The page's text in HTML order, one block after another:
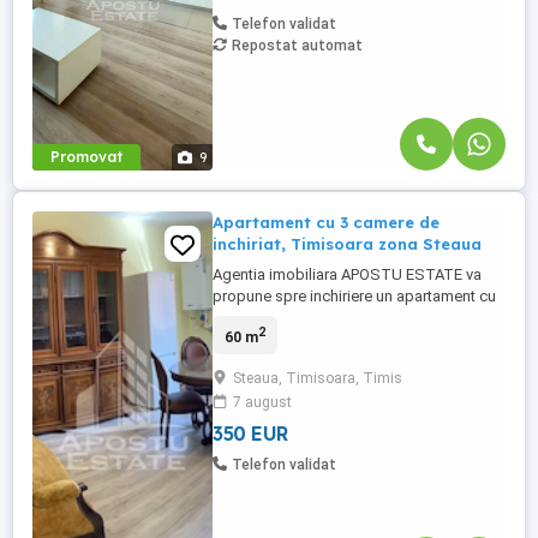
Promovat 9
Telefon validat
Repostat automat
Apartament cu 3 camere de
inchiriat, Timisoara zona Steaua
Agentia imobiliara APOSTU ESTATE va
propune spre inchiriere un apartament cu
zona Steaua, o zona linistita si bine
cupluri,persoane singure, sau studenti
care isi doresc o locuinta unde sa se
simta confortabil si cu acces ...
60 m2
Steaua, Timisoara, Timis
7 august
350 EUR
Telefon validat